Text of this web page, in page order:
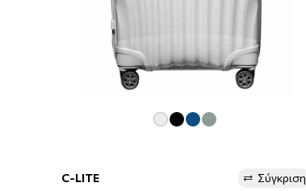
C-LITE
Σύγκριση